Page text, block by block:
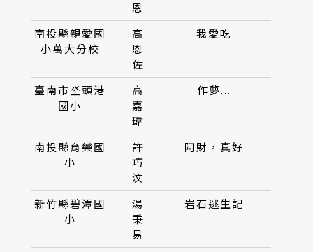
恩
南投縣親愛國
小萬大分校
高
恩
佐
我愛吃
臺南市坔頭港
國小
高
嘉
瑋
作夢...
南投縣育樂國
小
許
巧
汶
阿財，真好
新竹縣碧潭國
小
湯
秉
易
岩石逃生記